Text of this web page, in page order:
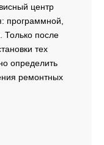
центр
программной,
Только после
тех
определить
ремонтных